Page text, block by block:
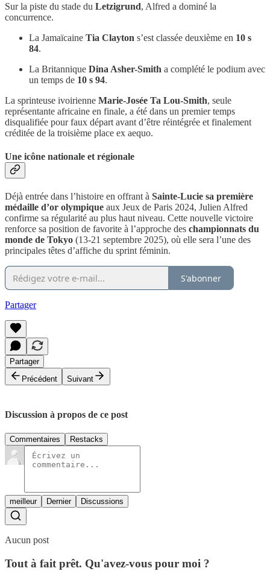
Sur la piste du stade du Letzigrund, Alfred a dominé la
concurrence.
La Jamaïcaine Tia Clayton s’est classée deuxième en 10 s
84.
La Britannique Dina Asher-Smith a complété le podium avec
un temps de 10 s 94.
La sprinteuse ivoirienne Marie-Josée Ta Lou-Smith, seule
représentante africaine en finale, a été dans un premier temps
disqualifiée pour faux départ avant d’être réintégrée et finalement
créditée de la troisième place ex aequo.
Une icône nationale et régionale
Déjà entrée dans l’histoire en offrant à Sainte-Lucie sa première
médaille d’or olympique aux Jeux de Paris 2024, Julien Alfred
confirme sa régularité au plus haut niveau. Cette nouvelle victoire
renforce sa position de favorite à l’approche des championnats du
monde de Tokyo (13-21 septembre 2025), où elle sera l’une des
principales têtes d’affiche du sprint féminin.
S'abonner
Partager
Partager
Précédent
Suivant
Discussion à propos de ce post
Commentaires Restacks
meilleur Dernier Discussions
Aucun post
Tout à fait prêt. Qu'avez-vous pour moi ?